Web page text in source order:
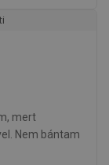
mert
Nem bántam